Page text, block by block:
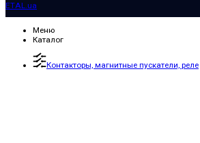
ETAL.ua
Меню
Каталог
Контакторы, магнитные пускатели, реле